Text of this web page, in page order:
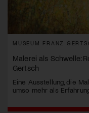
MUSEUM FRANZ
Malerei als Schwelle:
Gertsch
Eine Ausstellung, die
umso mehr als